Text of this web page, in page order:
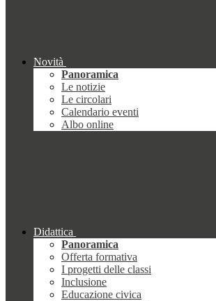
Novità
Panoramica
Le notizie
Le circolari
Calendario eventi
Albo online
Didattica
Panoramica
Offerta formativa
I progetti delle classi
Inclusione
Educazione civica